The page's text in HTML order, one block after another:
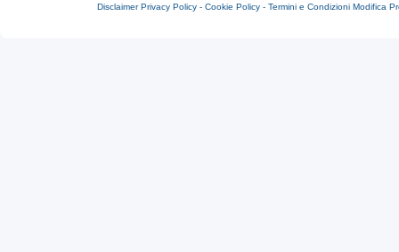
Disclaimer Privacy Policy - Cookie Policy - Termini e Condizioni Modifica